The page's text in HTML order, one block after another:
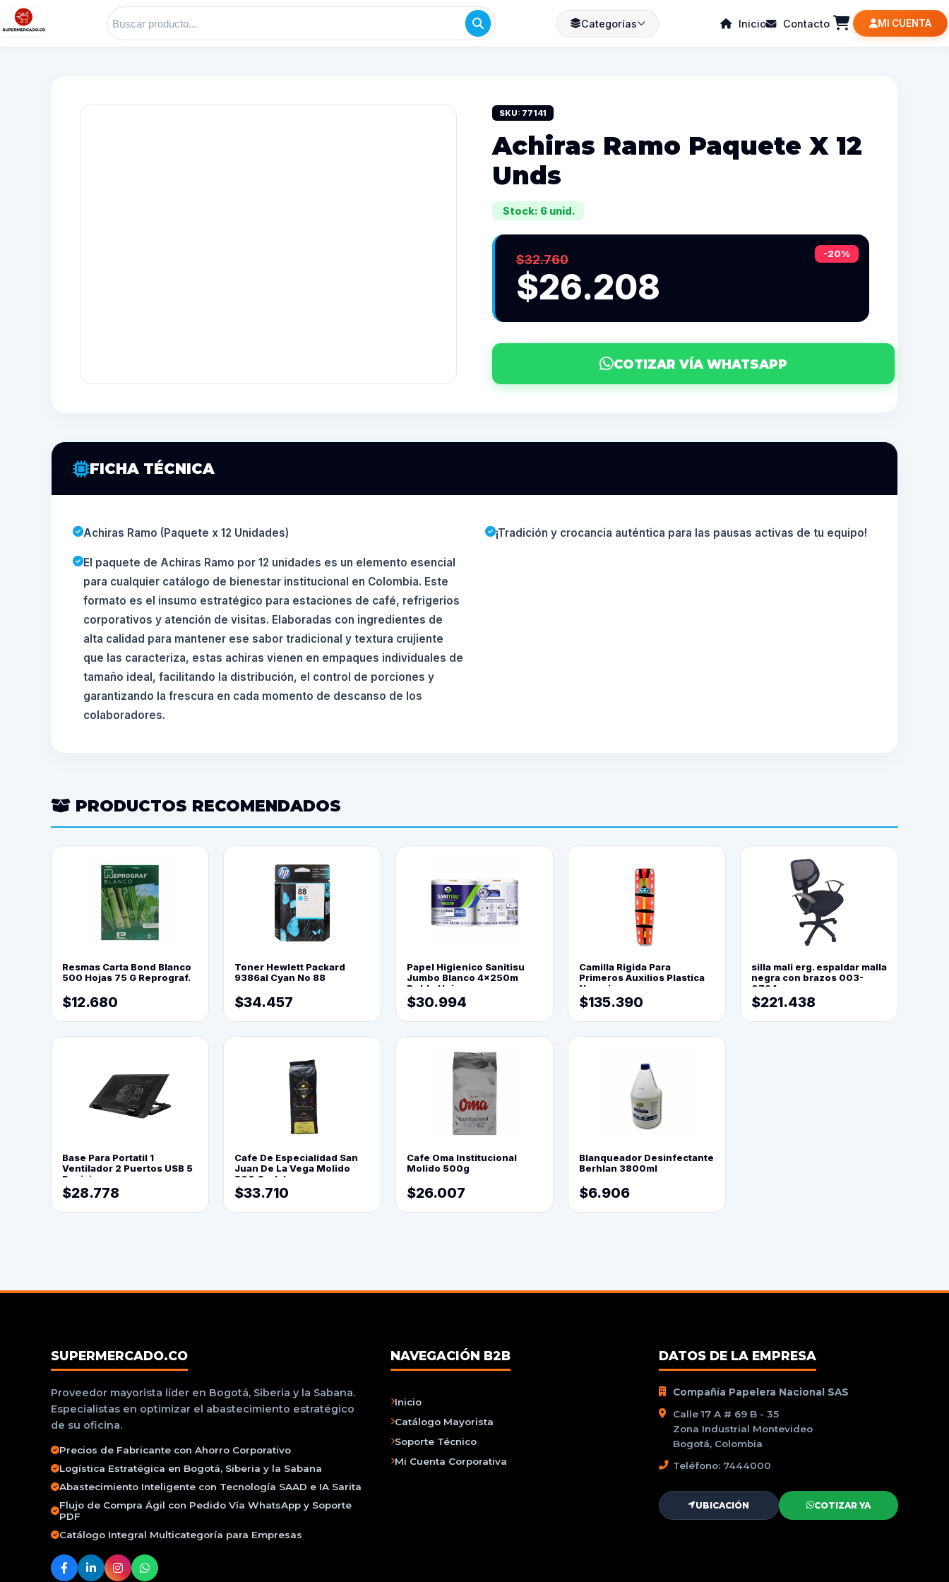
Categorías Inicio Contacto MI CUENTA
SKU: 77141
Achiras Ramo Paquete X 12
Unds
Stock: 6 unid.
-20%
$32.760
$26.208
COTIZAR VÍA WHATSAPP
FICHA TÉCNICA
Achiras Ramo (Paquete x 12 Unidades) ¡Tradición y crocancia auténtica para las pausas activas de tu equipo!
El paquete de Achiras Ramo por 12 unidades es un elemento esencial
para cualquier catálogo de bienestar institucional en Colombia. Este
formato es el insumo estratégico para estaciones de café, refrigerios
corporativos y atención de visitas. Elaboradas con ingredientes de
alta calidad para mantener ese sabor tradicional y textura crujiente
que las caracteriza, estas achiras vienen en empaques individuales de
tamaño ideal, facilitando la distribución, el control de porciones y
garantizando la frescura en cada momento de descanso de los
colaboradores.
PRODUCTOS RECOMENDADOS
Resmas Carta Bond Blanco
500 Hojas 75 G Reprograf.
$12.680
Toner Hewlett Packard
9386al Cyan No 88
$34.457
Papel Higienico Sanitisu
Jumbo Blanco 4x250m
Doble Hoja
$30.994
Camilla Rigida Para
Primeros Auxilios Plastica
Naranja
$135.390
silla mali erg. espaldar malla
negra con brazos 003-
0794
$221.438
Base Para Portatil 1
Ventilador 2 Puertos USB 5
Posiciones
$28.778
Cafe De Especialidad San
Juan De La Vega Molido
500 Grs(=)
$33.710
Cafe Oma Institucional
Molido 500g
$26.007
Blanqueador Desinfectante
Berhlan 3800ml
$6.906
SUPERMERCADO.CO
Proveedor mayorista líder en Bogotá, Siberia y la Sabana.
Especialistas en optimizar el abastecimiento estratégico
de su oficina.
Precios de Fabricante con Ahorro Corporativo
Logística Estratégica en Bogotá, Siberia y la Sabana
Abastecimiento Inteligente con Tecnología SAAD e IA Sarita
Flujo de Compra Ágil con Pedido Vía WhatsApp y Soporte
PDF
Catálogo Integral Multicategoría para Empresas
NAVEGACIÓN B2B
Inicio
Catálogo Mayorista
Soporte Técnico
Mi Cuenta Corporativa
DATOS DE LA EMPRESA
Compañía Papelera Nacional SAS
Calle 17 A # 69 B - 35
Zona Industrial Montevideo
Bogotá, Colombia
Teléfono: 7444000
UBICACIÓN COTIZAR YA